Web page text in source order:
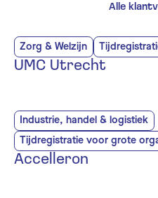
Alle
Zorg & Welzijn
UMC Utrecht
Industrie, handel & logistiek
Tijdregistratie voor grote
Accelleron